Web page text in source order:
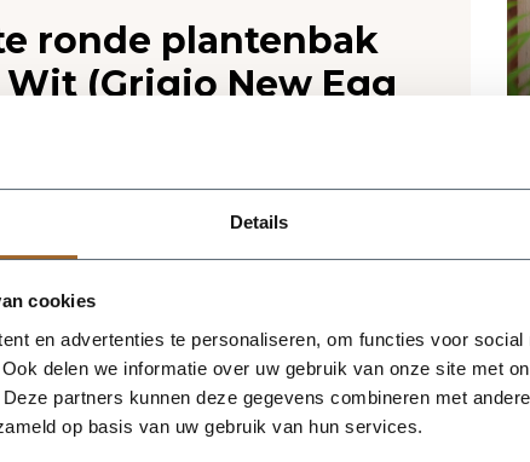
Details
cookies
en advertenties te personaliseren, om functies voor social
delen we informatie over uw gebruik van onze site met
partners kunnen deze gegevens combineren met
op basis van uw gebruik van hun services.
ronde plantenbak
(Grigio New Egg
en UV proof!
magazijn van Luca Lifestyle. Mocht
we contact met je op.
van Luca Lifestyle brengt direct
in elke ruimte. Dankzij de eivorm
silhouet dat mooi combineert met
De kleur antique white geeft het
laat groen extra goed tot zijn recht